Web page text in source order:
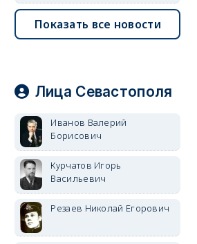
Показать все новости
Лица Севастополя
Иванов Валерий
Борисович
Курчатов Игорь
Васильевич
Резаев Николай Егорович